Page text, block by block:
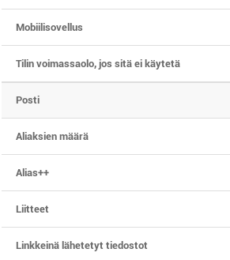
Mobiilisovellus
Tilin voimassaolo, jos sitä ei käytetä
Posti
Aliaksien määrä
Alias++
Liitteet
Linkkeinä lähetetyt tiedostot